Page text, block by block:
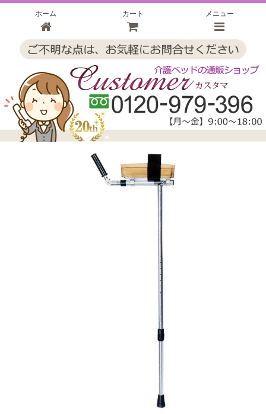
ホーム カート メニュー